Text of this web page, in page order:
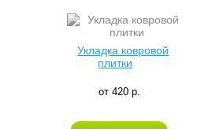
Укладка ковровой
плитки
от 420 р.